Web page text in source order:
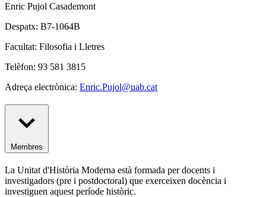
Enric Pujol Casademont
Despatx: B7-1064B
Facultat: Filosofia i Lletres
Telèfon: 93 581 3815
Adreça electrònica: Enric.Pujol@uab.cat
Membres
La Unitat d'Història Moderna està formada per docents i
investigadors (pre i postdoctoral) que exerceixen docència i
investiguen aquest període històric.